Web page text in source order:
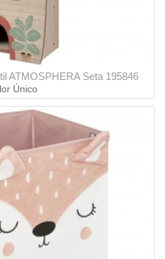
ATMOSPHERA Seta 195846
Único